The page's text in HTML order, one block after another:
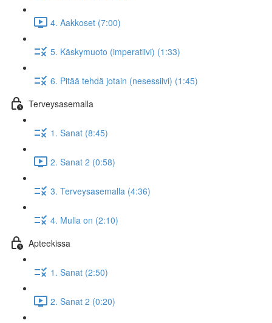
4. Aakkoset (7:00)
5. Käskymuoto (imperatiivi) (1:33)
6. Pitää tehdä jotain (nesessiivi) (1:45)
Terveysasemalla
1. Sanat (8:45)
2. Sanat 2 (0:58)
3. Terveysasemalla (4:36)
4. Mulla on (2:10)
Apteekissa
1. Sanat (2:50)
2. Sanat 2 (0:20)